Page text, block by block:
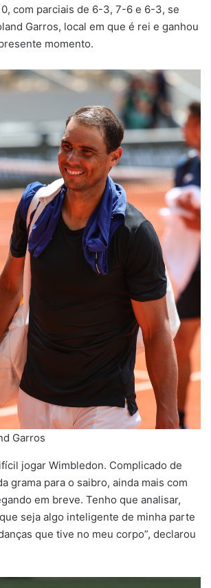
com parciais de 6-3, 7-6 e 6-3, se
Garros, local em que é rei e ganhou
momento.
Garros
jogar Wimbledon. Complicado de
grama para o saibro, ainda mais com
em breve. Tenho que analisar,
seja algo inteligente de minha parte
que tive no meu corpo”, declarou